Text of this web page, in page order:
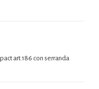
art.186 con serranda